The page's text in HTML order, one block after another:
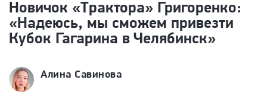
Новичок «Трактора» Григоренко:
«Надеюсь, мы сможем привезти
Кубок Гагарина в Челябинск»
Алина Савинова